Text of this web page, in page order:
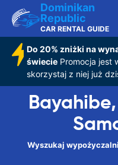
Dominikan
Republic
CAR RENTAL GUIDE
Do 20% zniżki na
świeciePromocja jest
skorzystaj z niej już
Wyszukaj